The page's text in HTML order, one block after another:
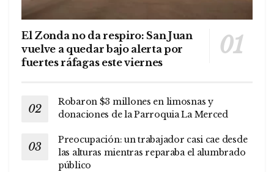
El Zonda no da respiro: San Juan
vuelve a quedar bajo alerta por
fuertes ráfagas este viernes
Robaron $3 millones en limosnas y
donaciones de la Parroquia La Merced
Preocupación: un trabajador casi cae desde
las alturas mientras reparaba el alumbrado
público